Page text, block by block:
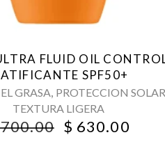
FLUID OIL
SPF50+
GRASA, PROTECCION SOLAR
TEXTURA LIGERA
ORIGINAL
PRICE
$ 630.00